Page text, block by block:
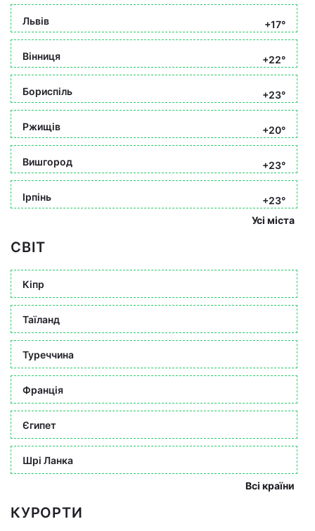
Львів +17°
Вінниця +22°
Бориспіль +23°
Ржищів +20°
Вишгород +23°
Ірпінь
+23°
Усі міста
СВІТ
Кіпр
Таїланд
Туреччина
Франція
Єгипет
Шрі Ланка
Всі країни
КУРОРТИ